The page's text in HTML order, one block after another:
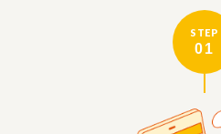
STEP
01